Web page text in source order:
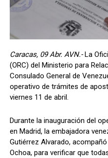
Caracas, 09 Abr. AVN.- La
(ORC) del Ministerio para
Consulado General de
operativo de trámites de
viernes 11 de abril.
Durante la inauguración del
en Madrid, la embajadora
Gutiérrez Alvarado,
Ochoa, para verificar que